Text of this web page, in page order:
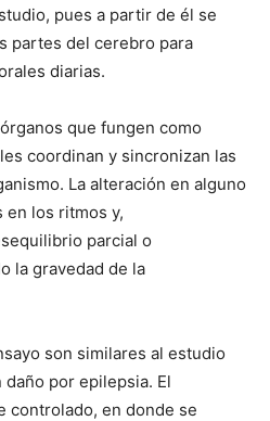
pues a partir de él se
partes del cerebro para
diarias.
que fungen como
coordinan y sincronizan las
La alteración en alguno
en los ritmos y,
parcial o
la gravedad de la
son similares al estudio
por epilepsia. El
controlado, en donde se